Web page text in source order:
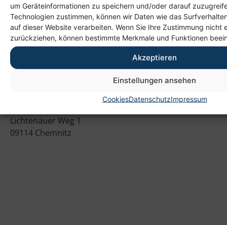
um Geräteinformationen zu speichern und/oder darauf
Technologien zustimmen, können wir Daten wie das
auf dieser Website verarbeiten. Wenn Sie Ihre Zustimmung nicht
zurückziehen, können bestimmte Merkmale und Funktionen
Akzeptieren
Einstellungen ansehen
CookiesDatenschutzImpressum
Lichtenauer Weg 1
09114 Chemnitz